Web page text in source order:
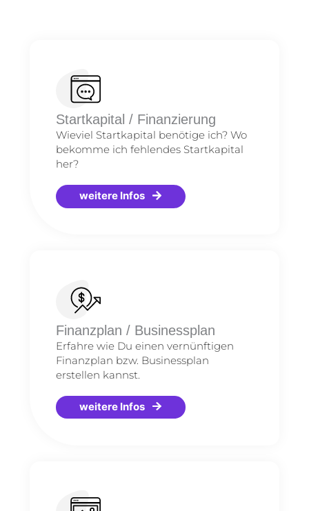
Startkapital / Finanzierung
Wieviel Startkapital benötige ich? Wo
bekomme ich fehlendes Startkapital
her?
weitere Infos
Finanzplan / Businessplan
Erfahre wie Du einen vernünftigen
Finanzplan bzw. Businessplan
erstellen kannst.
weitere Infos